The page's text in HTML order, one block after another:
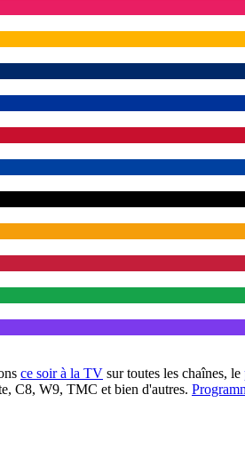
ce soir à la TV sur toutes les chaînes, le
C8, W9, TMC et bien d'autres.